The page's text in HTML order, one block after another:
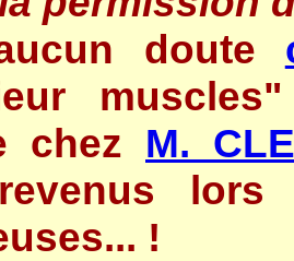
doute
chez M.
lors
!